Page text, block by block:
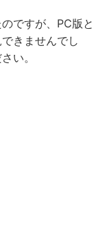
ですが、PC版と
きませんでし
い。